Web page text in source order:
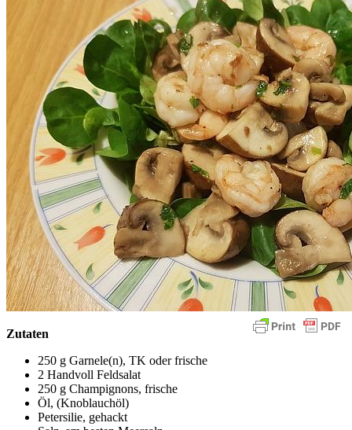
Zutaten
250 g Garnele(n), TK oder frische
2 Handvoll Feldsalat
250 g Champignons, frische
Öl, (Knoblauchöl)
Petersilie, gehackt